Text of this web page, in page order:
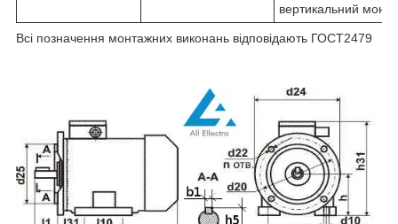
вертикальний
Всі позначення монтажних виконань відповідають ГОСТ2479